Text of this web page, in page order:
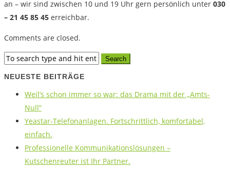
an – wir sind zwischen 10 und 19 Uhr gern persönlich unter 030
– 21 45 85 45 erreichbar.
Comments are closed.
NEUESTE BEITRÄGE
Weil’s schon immer so war: das Drama mit der „Amts-
Null“
Yeastar-Telefonanlagen. Fortschrittlich, komfortabel,
einfach.
Professionelle Kommunikationslösungen –
Kutschenreuter ist Ihr Partner.